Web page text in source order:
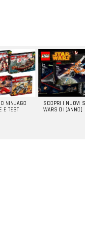
NINJAGO
E TEST
SCOPRI I NUOVI
WARS DI [ANNO]